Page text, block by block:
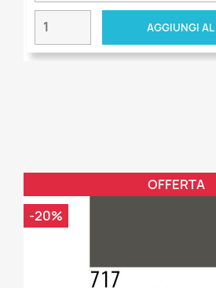
AGGIUNGI
OFFERTA
-20%